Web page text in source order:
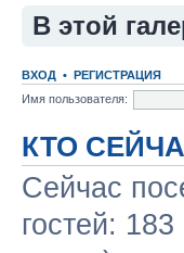
В этой
ВХОД • РЕГИСТРАЦИЯ
Имя пользователя:
КТО
Сейчас
гостей: